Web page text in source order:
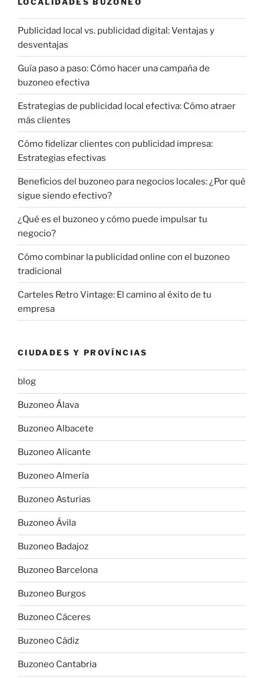
Publicidad local vs. publicidad digital: Ventajas y
desventajas
Guía paso a paso: Cómo hacer una campaña de
buzoneo efectiva
Estrategias de publicidad local efectiva: Cómo atraer
más clientes
Cómo fidelizar clientes con publicidad impresa:
Estrategias efectivas
Beneficios del buzoneo para negocios locales: ¿Por qué
sigue siendo efectivo?
¿Qué es el buzoneo y cómo puede impulsar tu
negocio?
Cómo combinar la publicidad online con el buzoneo
tradicional
Carteles Retro Vintage: El camino al éxito de tu
empresa
CIUDADES Y PROVÍNCIAS
blog
Buzoneo Álava
Buzoneo Albacete
Buzoneo Alicante
Buzoneo Almería
Buzoneo Asturias
Buzoneo Ávila
Buzoneo Badajoz
Buzoneo Barcelona
Buzoneo Burgos
Buzoneo Cáceres
Buzoneo Cádiz
Buzoneo Cantabria